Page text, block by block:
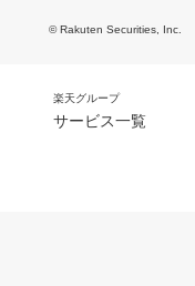
© Rakuten Securities, Inc.
楽天グループ
サービス一覧